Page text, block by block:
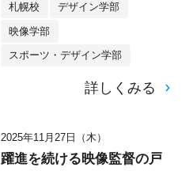
札幌校 デザイン学部
映像学部
スポーツ・デザイン学部
詳しくみる
2025年11月27日（木）
躍進を続ける映像監督の戸